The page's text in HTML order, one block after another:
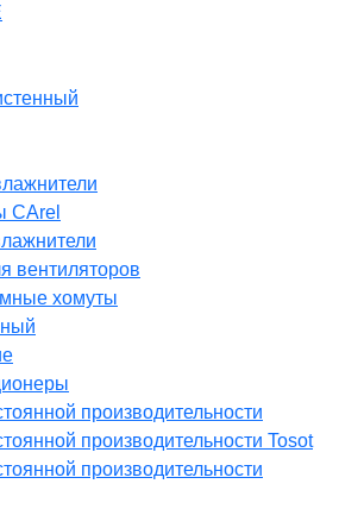
CArel
вентиляторов
хомуты
производительности
производительности Tosot
производительности